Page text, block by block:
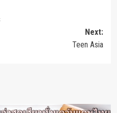
Next:
Teen Asia